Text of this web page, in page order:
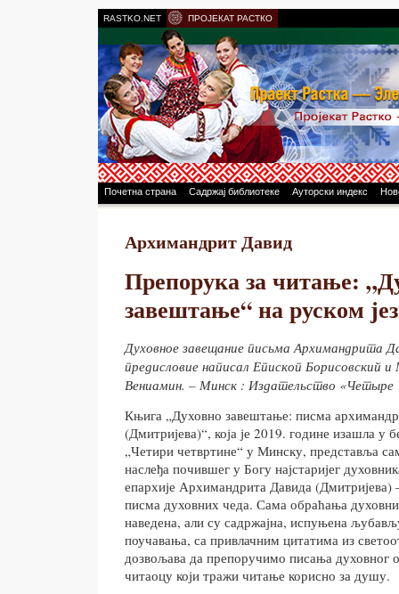
RASTKO.NET ПРОЈЕКАТ РАСТКО
Почетна страна Садржај библиотеке Ауторски индекс
Архимандрит Давид
Препорука за читање:
завештање“ на руском
Духовное завещание письма Архимандрита
предисловие написал Епископ Борисовский и
Вениамин. – Минск : Издательство
Књига „Духовно завештање: писма
(Дмитријева)“, која је 2019. године изашла у
„Четири четвртине“ у Минску, представља
наслеђа почившег у Богу најстаријег
епархије Архимандрита Давида (Дмитријева)
писма духовних чеда. Сама обраћања
наведена, али су садржајна, испуњена
поучавања, са привлачним цитатима из
дозвољава да препоручимо писања духовног
читаоцу који тражи читање корисно за душу.